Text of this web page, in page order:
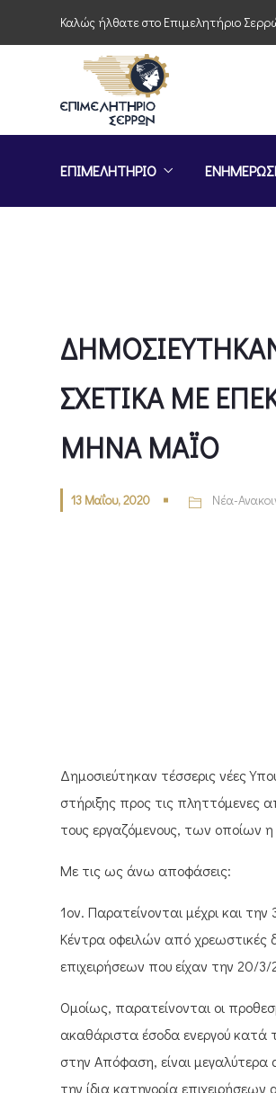
Καλώς ήλθατε στο Επιμελητήριο
ΕΠΙΜΕΛΗΤΗΡΙΟ
ΣΧΕΤΙΚΑ ΜΕ
ΜΗΝΑ ΜΑΪΟ
13 Μαΐου, 2020 Νέα-
Δημοσιεύτηκαν τέσσερις νέες
στήριξης προς τις πληττόμενες
τους εργαζόμενους, των οποίων
Με τις ως άνω αποφάσεις:
1ον. Παρατείνονται μέχρι και
Κέντρα οφειλών από
επιχειρήσεων που είχαν την 20/
Ομοίως, παρατείνονται οι
ακαθάριστα έσοδα ενεργού κατά
στην Απόφαση, είναι μεγαλύτερα
την ίδια κατηγορία